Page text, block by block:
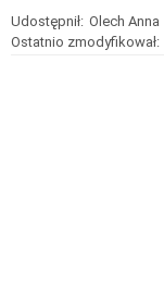
Udostępnił: Olech Anna
Ostatnio zmodyfikował: